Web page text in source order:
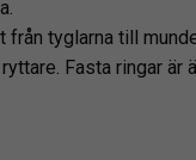
tyglarna till
Fasta ringar är